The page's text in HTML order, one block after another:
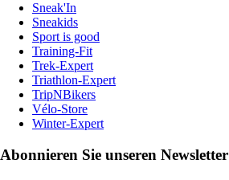
Sneak'In
Sneakids
Sport is good
Training-Fit
Trek-Expert
Triathlon-Expert
TripNBikers
Vélo-Store
Winter-Expert
Abonnieren Sie unseren Newsletter